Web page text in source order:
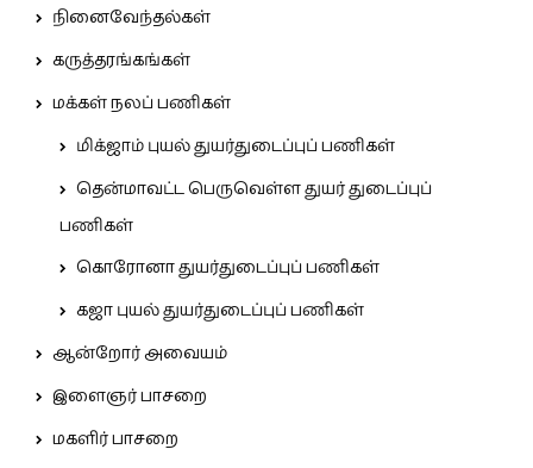
நினைவேந்தல்கள்
கருத்தரங்கங்கள்
மக்கள் நலப் பணிகள்
மிக்ஜாம் புயல் துயர்துடைப்புப் பணிகள்
தென்மாவட்ட பெருவெள்ள துயர் துடைப்புப்
பணிகள்
கொரோனா துயர்துடைப்புப் பணிகள்
கஜா புயல் துயர்துடைப்புப் பணிகள்
ஆன்றோர் அவையம்
இளைஞர் பாசறை
மகளிர் பாசறை